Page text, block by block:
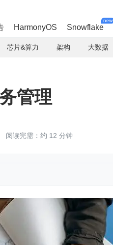
HarmonyOS Snowflake
new
芯片&算力 架构 大数据
管理
阅读完需：约 12 分钟